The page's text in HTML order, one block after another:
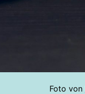
Foto von